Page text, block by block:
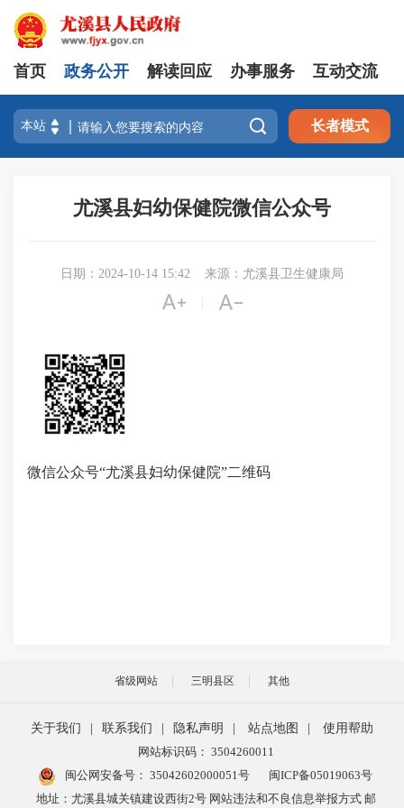
首页 政务公开 解读回应 办事服务 互动交流
 长者模式
尤溪县妇幼保健院微信公众号
日期：2024-10-14 15:42 来源：尤溪县卫生健康局
 
微信公众号“尤溪县妇幼保健院”二维码
省级网站 三明县区 其他
关于我们 联系我们 隐私声明 站点地图
使用帮助
网站标识码： 3504260011
闽公网安备号： 35042602000051号
闽ICP备05019063号
地址：尤溪县城关镇建设西街2号 网站违法和不良信息举报方式 邮